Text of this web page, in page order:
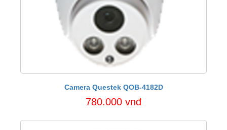
Camera Questek QOB-4182D
780.000 vnđ